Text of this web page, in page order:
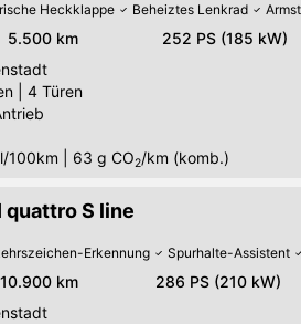
Heckklappe Beheiztes Lenkrad
5.500 km 252 PS (185 kW)
4 Türen
100km 63 g CO2/km (komb.)
quattro S line
Erkennung Spurhalte-Assistent
10.900 km 286 PS (210 kW)